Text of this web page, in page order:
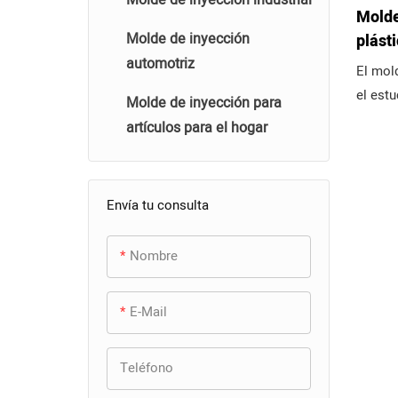
Molde de inyección
automotriz
Molde de inyección para
artículos para el hogar
Envía tu consulta
Nombre
E-Mail
Teléfono
caja
El
el